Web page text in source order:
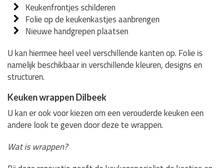
Keukenfrontjes schilderen
Folie op de keukenkastjes aanbrengen
Nieuwe handgrepen plaatsen
U kan hiermee heel veel verschillende kanten op. Folie is
namelijk beschikbaar in verschillende kleuren, designs en
structuren.
Keuken wrappen Dilbeek
U kan er ook voor kiezen om een verouderde keuken een
andere look te geven door deze te wrappen.
Wat is wrappen?